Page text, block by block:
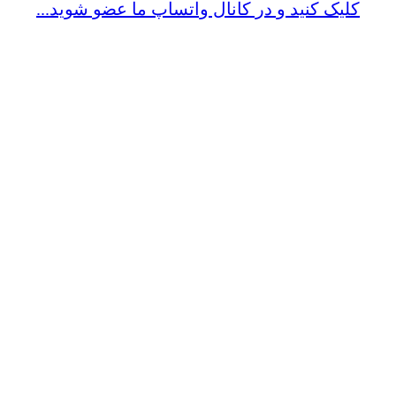
کلیک کنید و در کانال واتساپ ما عضو شوید...